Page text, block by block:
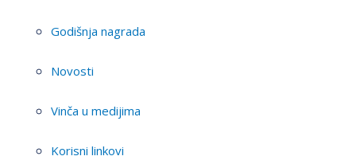
Godišnja nagrada
Novosti
Vinča u medijima
Korisni linkovi